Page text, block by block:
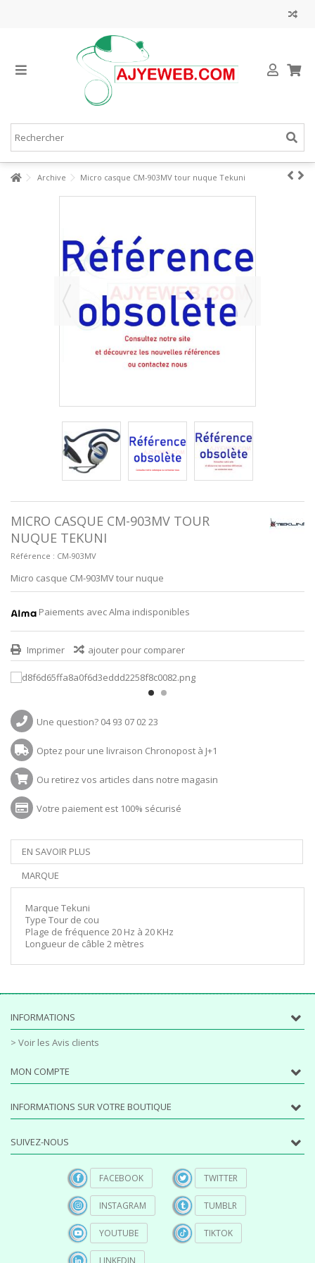
Archive Micro casque CM-903MV tour nuque Tekuni
MICRO CASQUE CM-903MV TOUR
NUQUE TEKUNI
Référence : CM-903MV
Micro casque CM-903MV tour nuque
Paiements avec Alma indisponibles
Imprimer ajouter pour comparer
Une question? 04 93 07 02 23
Optez pour une livraison Chronopost à J+1
Ou retirez vos articles dans notre magasin
Votre paiement est 100% sécurisé
EN SAVOIR PLUS
MARQUE
Marque Tekuni
Type Tour de cou
Plage de fréquence 20 Hz à 20 KHz
Longueur de câble 2 mètres
INFORMATIONS
> Voir les Avis clients
MON COMPTE
INFORMATIONS SUR VOTRE BOUTIQUE
SUIVEZ-NOUS
FACEBOOK
INSTAGRAM
YOUTUBE
TWITTER
TUMBLR
TIKTOK